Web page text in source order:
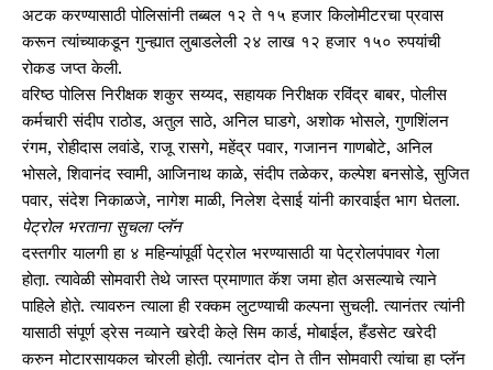
अटक करण्यासाठी पोलिसांनी तब्बल १२ ते १५ हजार किलोमीटरचा प्रवास
करून त्यांच्याकडून गुन्ह्यात लुबाडलेली २४ लाख १२ हजार १५० रुपयांची
रोकड जप्त केली.
वरिष्ठ पोलिस निरीक्षक शकुर सय्यद, सहायक निरीक्षक रविंद्र बाबर, पोलीस
कर्मचारी संदीप राठोड, अतुल साठे, अनिल घाडगे, अशोक भोसले, गुणशिंलन
रंगम, रोहीदास लवांडे, राजू रासगे, महेंद्र पवार, गजानन गाणबोटे, अनिल
भोसले, शिवानंद स्वामी, आजिनाथ काळे, संदीप तळेकर, कल्पेश बनसोडे, सुजित
पवार, संदेश निकाळजे, नागेश माळी, निलेश देसाई यांनी कारवाईत भाग घेतला.
पेट्रोल भरताना सुचला प्लॅन
दस्तगीर यालगी हा ४ महिन्यांपूर्वी पेट्रोल भरण्यासाठी या पेट्रोलपंपावर गेला
होता़. त्यावेळी सोमवारी तेथे जास्त प्रमाणात कॅश जमा होत असल्याचे त्याने
पाहिले होते़. त्यावरुन त्याला ही रक्कम लुटण्याची कल्पना सुचली़. त्यानंतर त्यांनी
यासाठी संपूर्ण ड्रेस नव्याने खरेदी केले़ सिम कार्ड, मोबाईल, हँडसेट खरेदी
करुन मोटारसायकल चोरली होती़. त्यानंतर दोन ते तीन सोमवारी त्यांचा हा प्लॅन